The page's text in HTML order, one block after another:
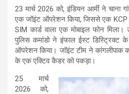
23 मार्च 2026 को, इंडियन आर्मी ने चाना
एक जॉइंट ऑपरेशन किया, जिससे एक
SIM कार्ड वाला एक मोबाइल फोन
पुलिस कमांडो ने इंफाल ईस्ट डिस्ट्रिक्ट के
ऑपरेशन किया। जॉइंट टीम ने कांगलीपाक
के एक एक्टिव कैडर को पकड़ा।
25 मार्च
2026 को,